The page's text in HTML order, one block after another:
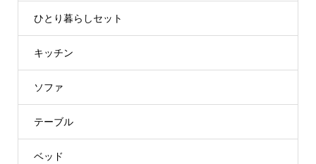
ひとり暮らしセット
キッチン
ソファ
テーブル
ベッド